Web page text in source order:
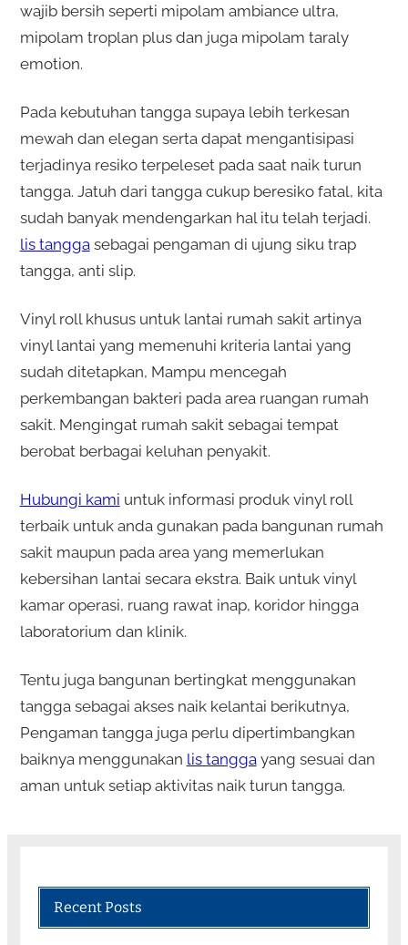
wajib bersih seperti mipolam ambiance ultra,
mipolam troplan plus dan juga mipolam taraly
emotion.
Pada kebutuhan tangga supaya lebih terkesan
mewah dan elegan serta dapat mengantisipasi
terjadinya resiko terpeleset pada saat naik turun
tangga. Jatuh dari tangga cukup beresiko fatal, kita
sudah banyak mendengarkan hal itu telah terjadi.
lis tanggasebagai pengaman di ujung siku trap
tangga, anti slip.
Vinyl roll khusus untuk lantai rumah sakit artinya
vinyl lantai yang memenuhi kriteria lantai yang
sudah ditetapkan, Mampu mencegah
perkembangan bakteri pada area ruangan rumah
sakit. Mengingat rumah sakit sebagai tempat
berobat berbagai keluhan penyakit.
Hubungi kami untuk informasi produk vinyl roll
terbaik untuk anda gunakan pada bangunan rumah
sakit maupun pada area yang memerlukan
kebersihan lantai secara ekstra. Baik untuk vinyl
kamar operasi, ruang rawat inap, koridor hingga
laboratorium dan klinik.
Tentu juga bangunan bertingkat menggunakan
tangga sebagai akses naik kelantai berikutnya,
Pengaman tangga juga perlu dipertimbangkan
baiknya menggunakan lis tanggayang sesuai dan
aman untuk setiap aktivitas naik turun tangga.
Recent Posts